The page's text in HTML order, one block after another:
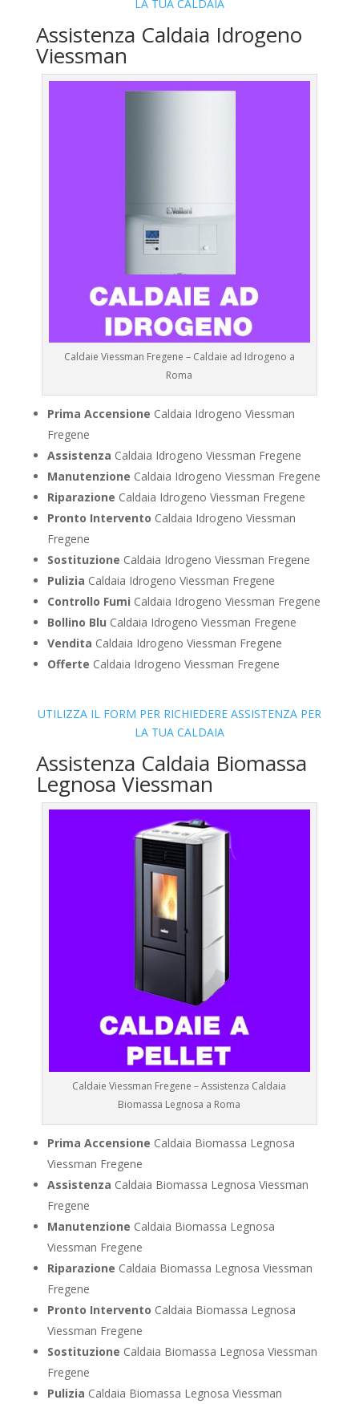
LA TUA CALDAIA
Assistenza Caldaia Idrogeno
Viessman
Caldaie Viessman Fregene – Caldaie ad Idrogeno a
Roma
Prima Accensione Caldaia Idrogeno Viessman
Fregene
Assistenza Caldaia Idrogeno Viessman Fregene
Manutenzione Caldaia Idrogeno Viessman Fregene
Riparazione Caldaia Idrogeno Viessman Fregene
Pronto Intervento Caldaia Idrogeno Viessman
Fregene
Sostituzione Caldaia Idrogeno Viessman Fregene
Pulizia Caldaia Idrogeno Viessman Fregene
Controllo Fumi Caldaia Idrogeno Viessman Fregene
Bollino Blu Caldaia Idrogeno Viessman Fregene
Vendita Caldaia Idrogeno Viessman Fregene
Offerte Caldaia Idrogeno Viessman Fregene
UTILIZZA IL FORM PER RICHIEDERE ASSISTENZA PER
LA TUA CALDAIA
Assistenza Caldaia Biomassa
Legnosa Viessman
Caldaie Viessman Fregene – Assistenza Caldaia
Biomassa Legnosa a Roma
Prima Accensione Caldaia Biomassa Legnosa
Viessman Fregene
Assistenza Caldaia Biomassa Legnosa Viessman
Fregene
Manutenzione Caldaia Biomassa Legnosa
Viessman Fregene
Riparazione Caldaia Biomassa Legnosa Viessman
Fregene
Pronto Intervento Caldaia Biomassa Legnosa
Viessman Fregene
Sostituzione Caldaia Biomassa Legnosa Viessman
Fregene
Pulizia Caldaia Biomassa Legnosa Viessman